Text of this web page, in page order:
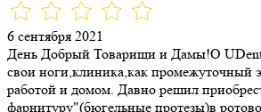
6 сентября 2021
День Добрый Товарищи и Дамы!О
свои ноги,клиника,как промежуточный
работой и домом. Давно решил
фарнитуру"(бюгельные протезы)в